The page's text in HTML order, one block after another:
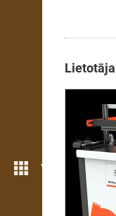
Vairāk iezīmju